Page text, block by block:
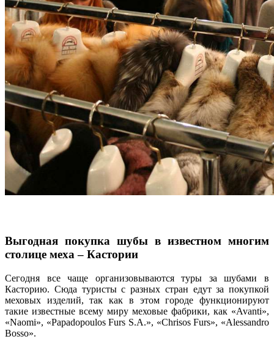
Выгодная покупка шубы в известном многим
столице меха – Кастории
Сегодня все чаще организовываются туры за шубами в
Касторию. Сюда туристы с разных стран едут за покупкой
меховых изделий, так как в этом городе функционируют
такие известные всему миру меховые фабрики, как «Avаnti»,
«Nаomi», «Papadopoulos Furs S.A.», «Chrisоs Furs», «Alessandro
Bosso».